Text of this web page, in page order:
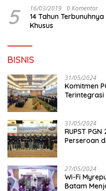
5 16/03/2019 0 Komentar
14 Tahun
Khusus
BISNIS
31/05/2024
Komitmen
Terintegrasi
31/05/2024
RUPST
Perseroan
27/05/2024
Wi-Fi
Batam